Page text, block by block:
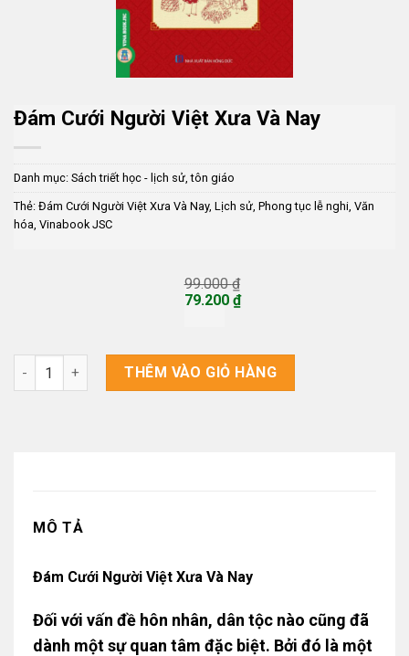
Đám Cưới Người Việt Xưa Và Nay
Danh mục: Sách triết học - lịch sử, tôn giáo
Thẻ: Đám Cưới Người Việt Xưa Và Nay, Lịch sử Phong tục lễ nghi Văn
hóa Vinabook JSC
99.000₫
Giá
79.200 ₫
là:
79.200 ₫.
Đám Cưới Người Việt Xưa Và Nay số lượng
THÊM VÀO GIỎ HÀNG
MÔ TẢ
Đám Cưới Người Việt Xưa Và Nay
Đối với vấn đề hôn nhân, dân tộc nào cũng đã
dành một sự quan tâm đặc biệt. Bởi đó là một